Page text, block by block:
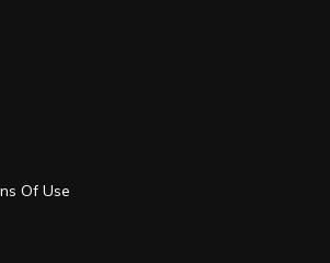
Of Use